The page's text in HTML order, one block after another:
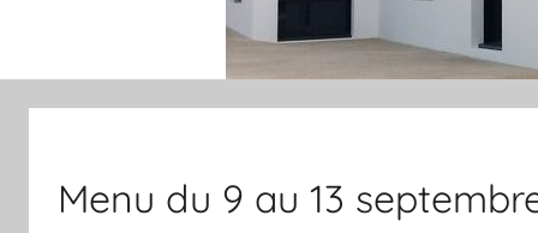
Menu du 9 au 13